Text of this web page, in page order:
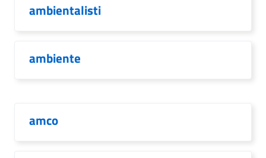
ambientalisti
ambiente
amco